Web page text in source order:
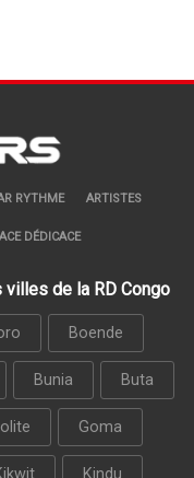
RYTHME ARTISTES
DÉDICACE
de la RD Congo
Boende
Bunia Buta
Goma